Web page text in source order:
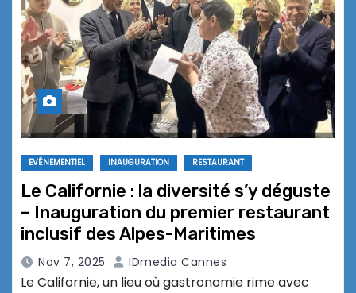
EVÉNEMENTIEL INAUGURATION RESTAURANT
Le Californie : la diversité s’y déguste
– Inauguration du premier restaurant
inclusif des Alpes-Maritimes
Nov 7, 2025 IDmedia Cannes
Le Californie, un lieu où gastronomie rime avec